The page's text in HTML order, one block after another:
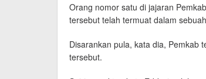
Orang nomor satu di jajaran
tersebut telah termuat dalam
Disarankan pula, kata dia, Pemkab
tersebut.